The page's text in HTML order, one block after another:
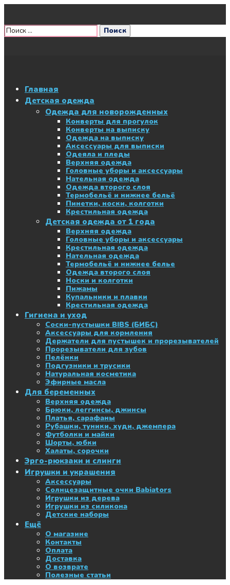
Главная
Детская одежда
Одежда для новорожденных
Конверты для прогулок
Конверты на выписку
Одежда на выписку
Аксессуары для выписки
Одеяла и пледы
Верхняя одежда
Головные уборы и аксессуары
Нательная одежда
Одежда второго слоя
Термобельё и нижнее бельё
Пинетки, носки, колготки
Крестильная одежда
Детская одежда от 1 года
Верхняя одежда
Головные уборы и аксессуары
Крестильная одежда
Нательная одежда
Термобельё и нижнее белье
Одежда второго слоя
Носки и колготки
Пижамы
Купальники и плавки
Крестильная одежда
Гигиена и уход
Соски-пустышки BIBS (БИБС)
Аксессуары для кормления
Держатели для пустышек и прорезывателей
Прорезыватели для зубов
Пелёнки
Подгузники и трусики
Натуральная косметика
Эфирные масла
Для беременных
Верхняя одежда
Брюки, леггинсы, джинсы
Платья, сарафаны
Рубашки, туники, худи, джемпера
Футболки и майки
Шорты, юбки
Халаты, сорочки
Эрго-рюкзаки и слинги
Игрушки и украшения
Аксессуары
Солнцезащитные очки Babiators
Игрушки из дерева
Игрушки из силикона
Детские наборы
Ещё
О магазине
Контакты
Оплата
Доставка
О возврате
Полезные статьи